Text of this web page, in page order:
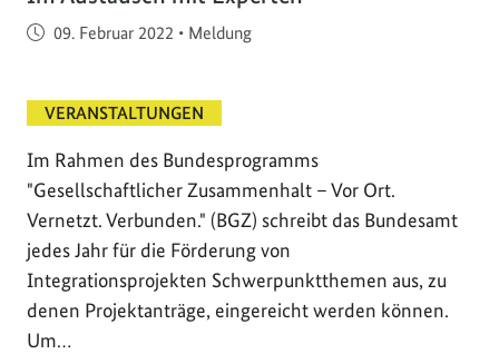
Veröffentlicht am
09. Februar 2022 • Meldung
VERANSTALTUNGEN
Im Rahmen des Bundesprogramms
"Gesellschaftlicher Zusammenhalt – Vor Ort.
Vernetzt. Verbunden." (BGZ) schreibt das Bundesamt
jedes Jahr für die Förderung von
Integrationsprojekten Schwerpunktthemen aus, zu
denen Projektanträge, eingereicht werden können.
Um…